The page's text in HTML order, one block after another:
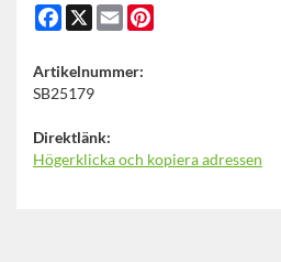
Facebook
X Email
Artikelnummer:
SB25179
Direktlänk:
Högerklicka och kopiera adressen